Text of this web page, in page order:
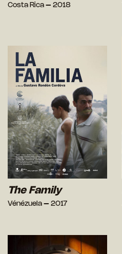
Costa Rica – 2018
The Family
Vénézuela – 2017